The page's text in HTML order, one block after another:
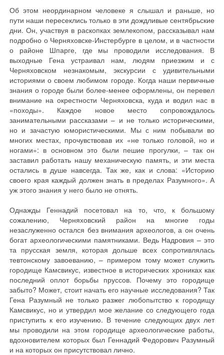
Об этом неординарном человеке я слышал и раньше, но
пути наши пересеклись только в эти дождливые сентябрьские
дни. Он, участвуя в раскопках землекопом, рассказывал нам
подробно о Черняховске-Инстербурге в целом, и в частности
о районе Шпарге, где мы проводили исследования. В
выходные Гена устраивал нам, людям приезжим и с
Черняховском незнакомым, экскурсии с удивительными
историями о своем любимом городе. Когда наши первичные
знания о городе были более-менее оформлены, он перевел
внимание на окрестности Черняховска, куда и водил нас в
«походы». Каждое новое место сопровождалось
занимательными рассказами – и не только историческими,
но и зачастую юмористическими. Мы с ним побывали во
многих местах, прочувствовав их «не только головой, но и
ногами»: в основном это были пешие прогулки, – так он
заставил работать нашу механическую память, и эти места
остались в душе навсегда. Так же, как и слова: «Историю
своего края каждый должен знать в пределах Разумного». А
уж этого знания у него было не отнять.
Однажды Геннадий посетовал на то, что, к большому
сожалению, Черняховский район на многие годы
незаслуженно остался без внимания археологов, а он очень
богат археологическими памятниками. Ведь Надровия – это
та прусская земля, которая дольше всех сопротивлялась
тевтонскому завоеванию, – примером тому может служить
городище Камсвикус, известное в исторических хрониках как
последний оплот борьбы пруссов. Почему это городище
забыто? Может, стоит начать его научные исследования? Так
Гена Разумный не только разжег любопытство к городищу
Камсвикус, но и утвердил мое желание со следующего года
приступить к его изучению. В течение следующих двух лет
мы проводили на этом городище археологические работы,
вдохновителем которых был Геннадий Федорович Разумный
и на которых он присутствовал лично.